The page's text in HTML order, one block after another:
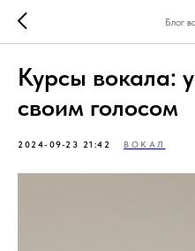
Блог
Курсы вокала:
своим голосом
2024-09-23 21:42 ВОКАЛ